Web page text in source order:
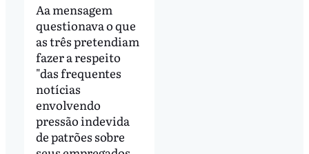
Aa mensagem
questionava o que
as três pretendiam
fazer a respeito
"das frequentes
notícias
envolvendo
pressão indevida
de patrões sobre